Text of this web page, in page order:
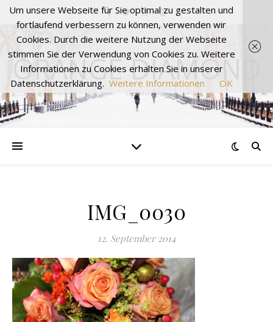
ORANGE DIAMOND
IMG_0030
12. September 2014
Um unsere Webseite für Sie optimal zu gestalten und
fortlaufend verbessern zu können, verwenden wir
Cookies. Durch die weitere Nutzung der Webseite
stimmen Sie der Verwendung von Cookies zu. Weitere
Informationen zu Cookies erhalten Sie in unserer
Datenschutzerklärung. Weitere Informationen OK